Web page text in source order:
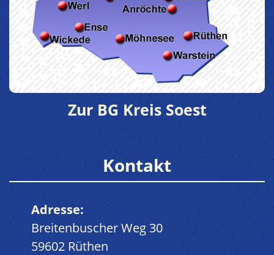
Zur BG Kreis Soest
Kontakt
Adresse:
Breitenbuscher Weg 30
59602 Rüthen